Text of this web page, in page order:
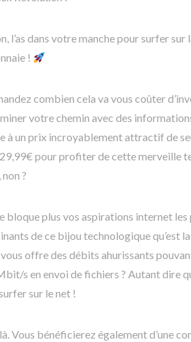
l’as dans votre manche pour surfer sur
!
combien cela va vous coûter
votre chemin avec des
à un prix incroyablement attractif de
pour profiter de cette merveille
?
bloque plus vos aspirations internet les
de ce bijou technologique qu’est
offre des débits ahurissants
s en envoi de fichiers ? Autant dire
sur le net !
là. Vous bénéficierez également d’une